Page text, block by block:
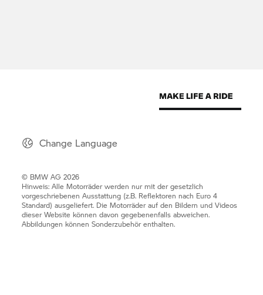
Change Language
© BMW AG 2026
Hinweis: Alle Motorräder werden nur mit der gesetzlich
vorgeschriebenen Ausstattung (z.B. Reflektoren nach Euro 4
Standard) ausgeliefert. Die Motorräder auf den Bildern und Videos
dieser Website können davon gegebenenfalls abweichen.
Abbildungen können Sonderzubehör enthalten.